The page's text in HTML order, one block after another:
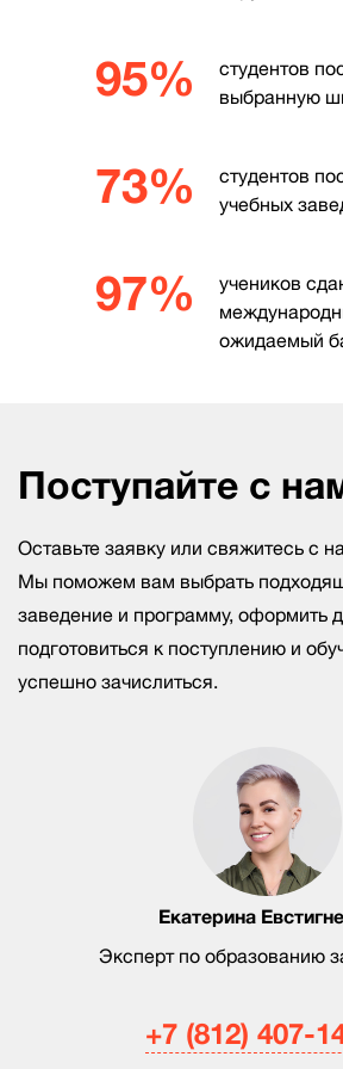
95%
студентов
выбранную
73%
студентов
учебных
97%
учеников
ожидаемый
Поступайте с
Екатерина
Эксперт по образованию
Оставьте заявку или свяжитесь с
Мы поможем вам выбрать
заведение и программу, оформить
подготовиться к поступлению и
успешно зачислиться.
+7 (812) 407-